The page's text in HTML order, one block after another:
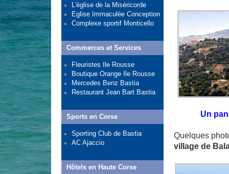
Un
Quelques
village de
L'église de la Miséricorde
Eglise Immaculée Conception
Complexe sportif Monticello
Commerces et Services
Fleuristes Ile Rousse
Boutique Orange Ile Rousse
Mercedes Benz Bastia
Restaurant Jean Bart Bastia
Sports en Corse
Sporting Club de Bastia
AC Ajaccio
Hôtels en Haute Corse